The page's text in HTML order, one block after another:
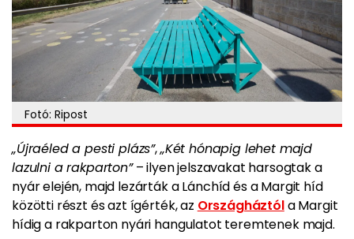
Fotó: Ripost
„Újraéled a pesti plázs”,„Két hónapig lehet majd
lazulni a rakparton”– ilyen jelszavakat harsogtak a
nyár elején, majd lezárták a Lánchíd és a Margit híd
közötti részt és azt ígérték, az Országháztóla Margit
hídig a rakparton nyári hangulatot teremtenek majd.